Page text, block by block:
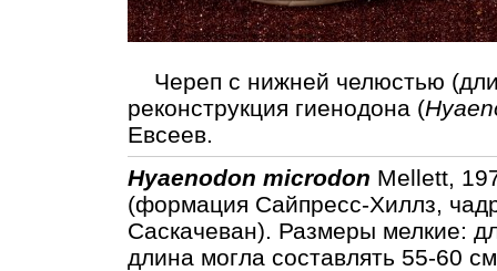
Череп с нижней челюстью
реконструкция гиенодона (
Евсеев.
Hyaenodon microdon Mellett,
(формация Сайпресс-Хиллз,
Саскачеван). Размеры мелкие:
длина могла составлять 55-60